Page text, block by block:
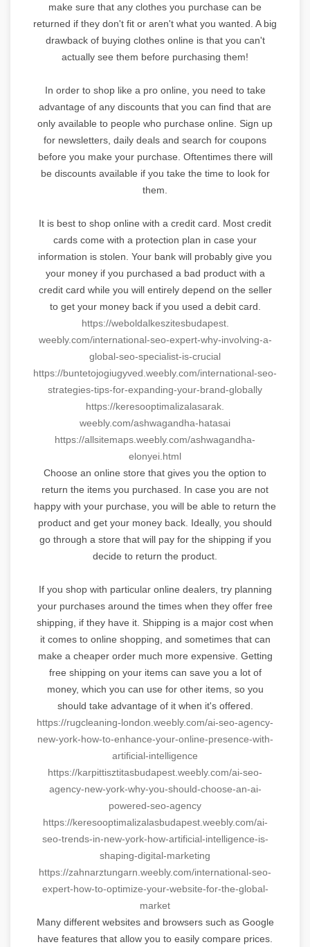
make sure that any clothes you purchase can be
returned if they don't fit or aren't what you wanted. A big
drawback of buying clothes online is that you can't
actually see them before purchasing them!
In order to shop like a pro online, you need to take
advantage of any discounts that you can find that are
only available to people who purchase online. Sign up
for newsletters, daily deals and search for coupons
before you make your purchase. Oftentimes there will
be discounts available if you take the time to look for
them.
It is best to shop online with a credit card. Most credit
cards come with a protection plan in case your
information is stolen. Your bank will probably give you
your money if you purchased a bad product with a
credit card while you will entirely depend on the seller
to get your money back if you used a debit card.
https://weboldalkeszitesbudapest.
weebly.com/international-seo-expert-why-involving-a-
global-seo-specialist-is-crucial
https://buntetojogiugyved. weebly.com/international-seo-
strategies-tips-for-expanding-your-brand-globally
https://keresooptimalizalasarak.
weebly.com/ashwagandha-hatasai
https://allsitemaps.weebly.com/ashwagandha-
elonyei.html
Choose an online store that gives you the option to
return the items you purchased. In case you are not
happy with your purchase, you will be able to return the
product and get your money back. Ideally, you should
go through a store that will pay for the shipping if you
decide to return the product.
If you shop with particular online dealers, try planning
your purchases around the times when they offer free
shipping, if they have it. Shipping is a major cost when
it comes to online shopping, and sometimes that can
make a cheaper order much more expensive. Getting
free shipping on your items can save you a lot of
money, which you can use for other items, so you
should take advantage of it when it's offered.
https://rugcleaning-london. weebly.com/ai-seo-agency-
new-york-how-to-enhance-your-online-presence-with-
artificial-intelligence
https://karpittisztitasbudapest. weebly.com/ai-seo-
agency-new-york-why-you-should-choose-an-ai-
powered-seo-agency
https://keresooptimalizalasbudapest. weebly.com/ai-
seo-trends-in-new-york-how-artificial-intelligence-is-
shaping-digital-marketing
https://zahnarztungarn.weebly.com/international-seo-
expert-how-to-optimize-your-website-for-the-global-
market
Many different websites and browsers such as Google
have features that allow you to easily compare prices.